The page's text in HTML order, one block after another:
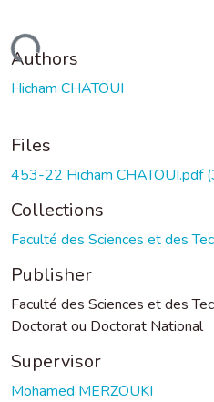
Authors
Hicham CHATOUI
Files
453-22 Hicham CHATOUI.pdf
Collections
Faculté des Sciences et des
Publisher
Faculté des Sciences et des
Doctorat ou Doctorat National
Supervisor
Mohamed MERZOUKI